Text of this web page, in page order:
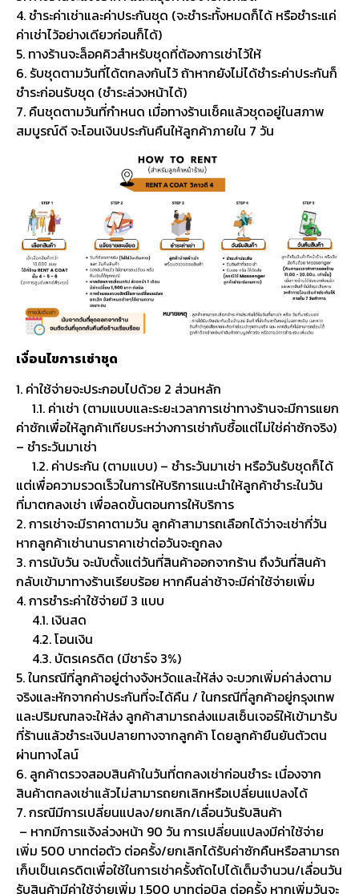
4. ชำระค่าเช่าและค่าประกันชุด (จะชำระทั้งหมดก็ได้ หรือชำระแค่
ค่าเช่าไว้อย่างเดียวก่อนก็ได้)
5. ทางร้านจะล็อคคิวสำหรับชุดที่ต้องการเช่าไว้ให้
6. รับชุดตามวันที่ได้ตกลงกันไว้ ถ้าหากยังไม่ได้ชำระค่าประกันก็
ชำระก่อนรับชุด (ชำระล่วงหน้าได้)
7. คืนชุดตามวันที่กำหนด เมื่อทางร้านเช็คแล้วชุดอยู่ในสภาพ
สมบูรณ์ดี จะโอนเงินประกันคืนให้ลูกค้าภายใน 7 วัน
เงื่อนไขการเช่าชุด
1. ค่าใช้จ่ายจะประกอบไปด้วย 2 ส่วนหลัก
1.1. ค่าเช่า (ตามแบบและระยะเวลาการเช่าทางร้านจะมีการแยก
ค่าซักเพื่อให้ลูกค้าเทียบระหว่างการเช่ากับซื้อแต่ไม่ใช่ค่าซักจริง)
– ชำระวันมาเช่า
1.2. ค่าประกัน (ตามแบบ) – ชำระวันมาเช่า หรือวันรับชุดก็ได้
แต่เพื่อความรวดเร็วในการให้บริการแนะนำให้ลูกค้าชำระในวัน
ที่มาตกลงเช่า เพื่อลดขั้นตอนการให้บริการ
2. การเช่าจะมีราคาตามวัน ลูกค้าสามารถเลือกได้ว่าจะเช่ากี่วัน
หากลูกค้าเช่านานราคาเช่าต่อวันจะถูกลง
3. การนับวัน จะนับตั้งแต่วันที่สินค้าออกจากร้าน ถึงวันที่สินค้า
กลับเข้ามาทางร้านเรียบร้อย หากคืนล่าช้าจะมีค่าใช้จ่ายเพิ่ม
4. การชำระค่าใช้จ่ายมี 3 แบบ
4.1. เงินสด
4.2. โอนเงิน
4.3. บัตรเครดิต (มีชาร์จ 3%)
5. ในกรณีที่ลูกค้าอยู่ต่างจังหวัดและให้ส่ง จะบวกเพิ่มค่าส่งตาม
จริงและหักจากค่าประกันที่จะได้คืน / ในกรณีที่ลูกค้าอยู่กรุงเทพ
และปริมณฑลจะให้ส่ง ลูกค้าสามารถส่งแมสเซ็นเจอร์ให้เข้ามารับ
ที่ร้านแล้วชำระเงินปลายทางจากลูกค้า โดยลูกค้ายืนยันตัวตน
ผ่านทางไลน์
6. ลูกค้าตรวจสอบสินค้าในวันที่ตกลงเช่าก่อนชำระ เนื่องจาก
สินค้าตกลงเช่าแล้วไม่สามารถยกเลิกหรือเปลี่ยนแปลงได้
7. กรณีมีการเปลี่ยนแปลง/ยกเลิก/เลื่อนวันรับสินค้า
– หากมีการแจ้งล่วงหน้า 90 วัน การเปลี่ยนแปลงมีค่าใช้จ่าย
เพิ่ม 500 บาทต่อตัว ต่อครั้ง/ยกเลิกได้รับค่าซักคืนหรือสามารถ
เก็บเป็นเครดิตเพื่อใช้ในการเช่าครั้งถัดไปได้เต็มจำนวน/เลื่อนวัน
รับสินค้ามีค่าใช้จ่ายเพิ่ม 1,500 บาทต่อบิล ต่อครั้ง หากเพิ่มวันจะ